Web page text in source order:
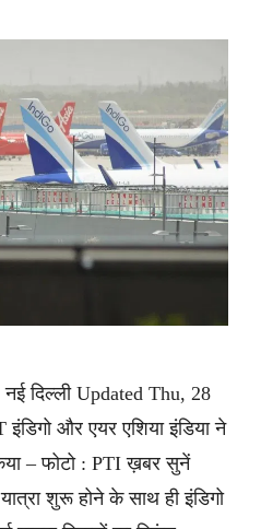
दिल्ली Updated Thu, 28
और एयर एशिया इंडिया ने
– फोटो : PTI ख़बर सुनें
शुरू होने के साथ ही इंडिगो